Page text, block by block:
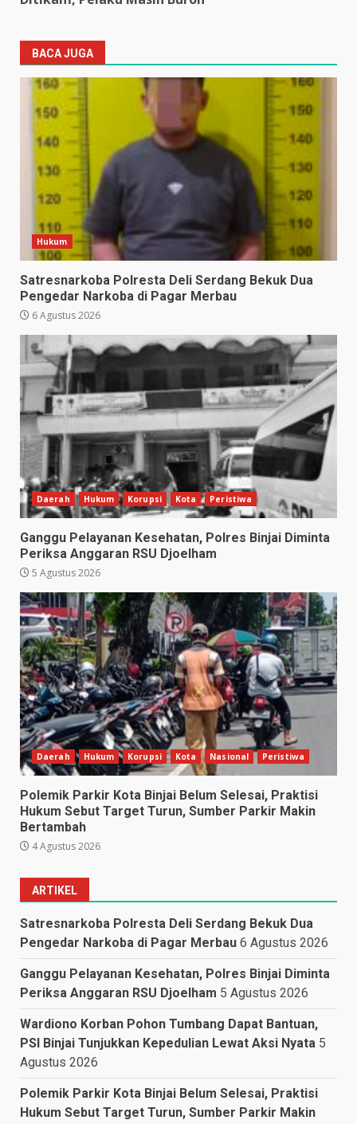
BACA JUGA
Hukum
Satresnarkoba Polresta Deli Serdang Bekuk Dua
Pengedar Narkoba di Pagar Merbau
6 Agustus 2026
Daerah Hukum Korupsi Kota Peristiwa
Ganggu Pelayanan Kesehatan, Polres Binjai Diminta
Periksa Anggaran RSU Djoelham
5 Agustus 2026
Daerah Hukum Korupsi Kota Nasional Peristiwa
Polemik Parkir Kota Binjai Belum Selesai, Praktisi
Hukum Sebut Target Turun, Sumber Parkir Makin
Bertambah
4 Agustus 2026
ARTIKEL
Satresnarkoba Polresta Deli Serdang Bekuk Dua
Pengedar Narkoba di Pagar Merbau 6 Agustus 2026
Ganggu Pelayanan Kesehatan, Polres Binjai Diminta
Periksa Anggaran RSU Djoelham 5 Agustus 2026
Wardiono Korban Pohon Tumbang Dapat Bantuan,
PSI Binjai Tunjukkan Kepedulian Lewat Aksi Nyata 5
Agustus 2026
Polemik Parkir Kota Binjai Belum Selesai, Praktisi
Hukum Sebut Target Turun, Sumber Parkir Makin